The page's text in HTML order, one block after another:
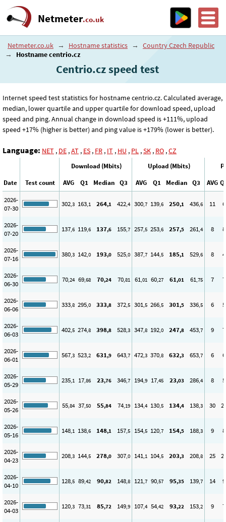
Netmeter.co.uk
Netmeter.co.uk → Hostname statistics →
Country Czech Republic
→
Hostname centrio.cz
Centrio.cz speed test
Internet speed test statistics for hostname centrio.cz. Calculated average,
median, lower quartile and upper quartile for download speed, upload
speed and ping. Annual change in download speed is +111%, upload
speed +17% (higher is better) and ping value is +179% (lower is better).
Language: NET , DE ,AT , ES , FR , IT , HU , PL ,SK , RO ,CZ
Download (Mbits) Upload (Mbits)
Date
Test count AVG Q1 Median Q3 AVG Q1 Median Q3 AVG
2026-
07-30
302,3 163,1 264,1 422,4 300,7 139,6 250,1 436,6 11 6
2026-
07-20
137,6 119,6 137,6 155,7 257,5 253,6 257,5 261,4 8 8
2026-
07-16
380,3 142,0 193,0 525,0 387,7 144,5 185,1 529,6 8 4
2026-
06-30
70,24 69,68 70,24 70,81 61,01 60,27 61,01 61,75 7 7
2026-
06-06
333,8 295,0 333,8 372,5 301,5 266,5 301,5 336,5 6 5
2026-
06-03
402,5 274,8 398,8 528,3 347,8 192,0 247,8 453,7 9 7
2026-
06-01
567,3 523,2 631,9 643,7 472,3 370,8 632,3 653,7 6 6
2026-
05-29
235,1 17,86 23,76 346,7 194,9 17,45 23,03 286,4 8 5
2026-
05-26
55,84 37,50 55,84 74,19 134,4 130,5 134,4 138,3 30
2026-
05-16
148,1 138,6 148,1 157,5 154,5 120,7 154,5 188,3 9 8
2026-
04-23
208,3 144,5 278,0 307,0 141,1 104,5 203,3 208,8 25
2026-
04-10
128,5 89,42 90,82 148,8 121,7 90,57 95,35 139,7 14 9
2026-
04-03
120,3 73,31 85,72 149,9 107,4 54,42 93,22 153,2 9 7